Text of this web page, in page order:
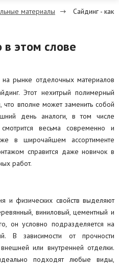
материалы Сайдинг - как
в этом слове
рынке отделочных материалов
Этот нехитрый полимерный
что вполне может заменить собой
день аналоги, в том числе
весьма современно и
в широчайшем ассортименте
справится даже новичок в
работ.
и физических свойств выделяют
виниловый, цементный и
он условно подразделяется на
В зависимости от прочности
или внутренней отделки.
подходят любые виды,